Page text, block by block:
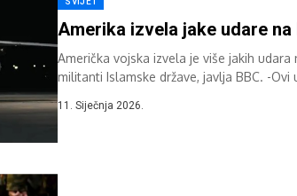
Amerika izvela jake udare na
Američka vojska izvela je više jakih udara
militanti Islamske države, javlja BBC. -Ovi
11. Siječnja 2026.